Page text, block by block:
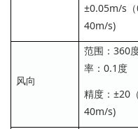
±0.05m/s
40m/s)
风向
范围：360
率：0.1度
精度：±20
40m/s)